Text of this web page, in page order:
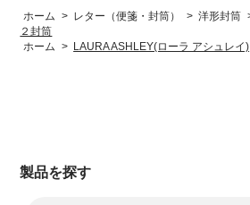
ホーム > レター（便箋・封筒） > 洋形封筒
２封筒
ホーム > LAURA ASHLEY(ローラ アシュレイ)
製品を探す